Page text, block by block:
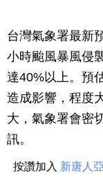
台灣氣象署最新
小時颱風暴風侵
達40%以上。預
造成影響，程度
大，氣象署會密
訊。
按讚加入 新唐人